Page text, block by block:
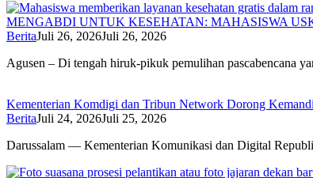
MENGABDI UNTUK KESEHATAN: MAHASISWA
BeritaJuli 26, 2026Juli 26, 2026
Agusen – Di tengah hiruk-pikuk pemulihan pascabencana
Kementerian Komdigi dan Tribun Network Dorong
BeritaJuli 24, 2026Juli 25, 2026
Darussalam — Kementerian Komunikasi dan Digital